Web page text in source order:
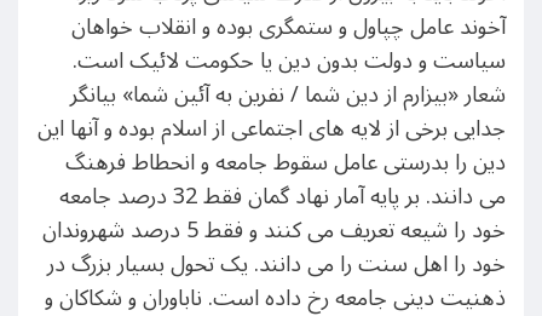
آخوند عامل چپاول و ستمگری بوده و انقلاب خواهان
سیاست و دولت بدون دین یا حکومت لائیک است.
شعار «بیزارم از دین شما / نفرین به آئین شما» بیانگر
جدایی برخی از لایه های اجتماعی از اسلام بوده و آنها این
دین را بدرستی عامل سقوط جامعه و انحطاط فرهنگ
می دانند. بر پایه آمار نهاد گمان فقط 32 درصد جامعه
خود را شیعه تعریف می کنند و فقط 5 درصد شهروندان
خود را اهل سنت را می دانند. یک تحول بسیار بزرگ در
ذهنیت دینی جامعه رخ داده است. ناباوران و شکاکان و